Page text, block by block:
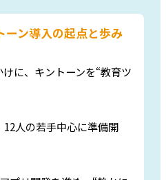
ーン導入の起点と歩み
に、キントーンを“教育ツ
12人の若手中心に準備開